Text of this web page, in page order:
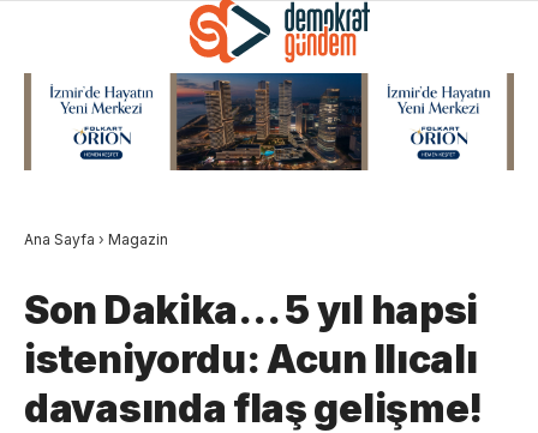
Ana Sayfa › Magazin
Son Dakika… 5 yıl hapsi
isteniyordu: Acun Ilıcalı
davasında flaş gelişme!